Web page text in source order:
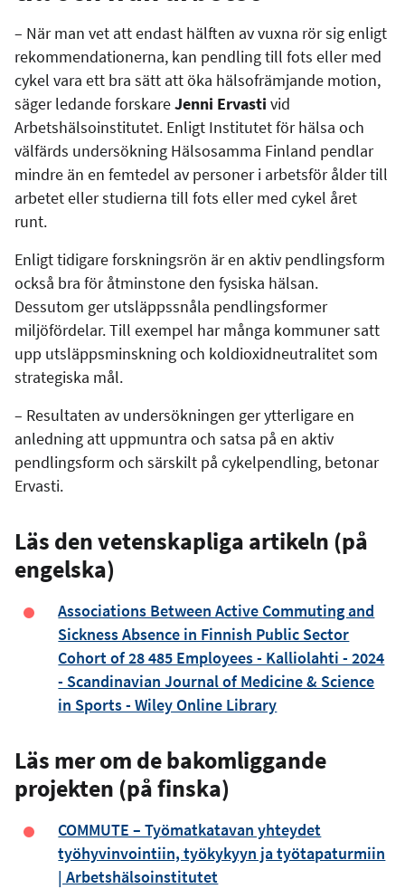
– När man vet att endast hälften av vuxna rör sig enligt
rekommendationerna, kan pendling till fots eller med
cykel vara ett bra sätt att öka hälsofrämjande motion,
säger ledande forskareJenni Ervasti vid
Arbetshälsoinstitutet. Enligt Institutet för hälsa och
välfärds undersökning Hälsosamma Finland pendlar
mindre än en femtedel av personer i arbetsför ålder till
arbetet eller studierna till fots eller med cykel året
runt.
Enligt tidigare forskningsrön är en aktiv pendlingsform
också bra för åtminstone den fysiska hälsan.
Dessutom ger utsläppssnåla pendlingsformer
miljöfördelar. Till exempel har många kommuner satt
upp utsläppsminskning och koldioxidneutralitet som
strategiska mål.
– Resultaten av undersökningen ger ytterligare en
anledning att uppmuntra och satsa på en aktiv
pendlingsform och särskilt på cykelpendling, betonar
Ervasti.
Läs den vetenskapliga artikeln (på
engelska)
Associations Between Active Commuting and
Sickness Absence in Finnish Public Sector
Cohort of 28 485 Employees - Kalliolahti - 2024
- Scandinavian Journal of Medicine & Science
in Sports - Wiley Online Library
Läs mer om de bakomliggande
projekten (på finska)
COMMUTE – Työmatkatavan yhteydet
työhyvinvointiin, työkykyyn ja työtapaturmiin
| Arbetshälsoinstitutet